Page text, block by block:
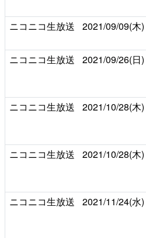
ニコニコ生放送 2021/09/09(木)
ニコニコ生放送 2021/09/26(日)
ニコニコ生放送 2021/10/28(木)
ニコニコ生放送 2021/10/28(木)
ニコニコ生放送 2021/11/24(水)